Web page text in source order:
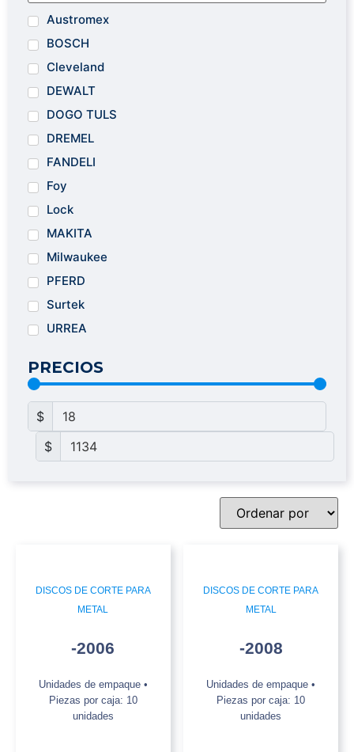
Austromex
BOSCH
Cleveland
DEWALT
DOGO TULS
DREMEL
FANDELI
Foy
Lock
MAKITA
Milwaukee
PFERD
Surtek
URREA
PRECIOS
$
$
DISCOS DE CORTE PARA
METAL
-2006
Unidades de empaque •
Piezas por caja: 10
unidades
DISCOS DE CORTE PARA
METAL
-2008
Unidades de empaque •
Piezas por caja: 10
unidades